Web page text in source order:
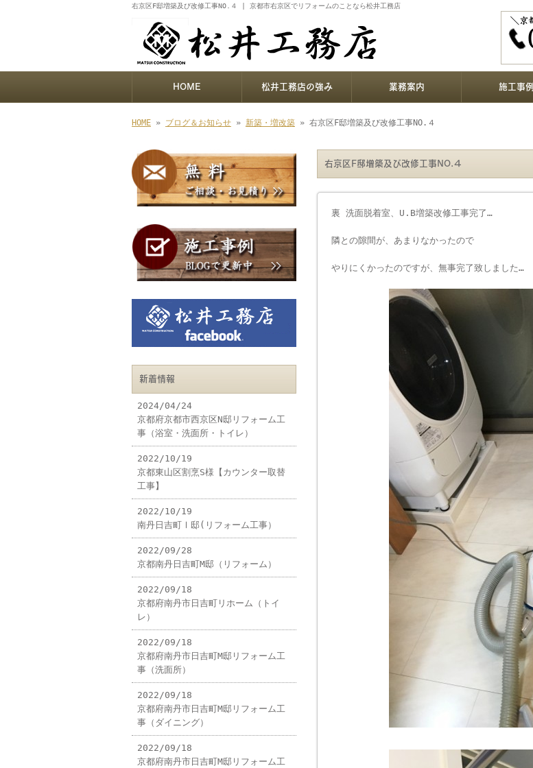
右京区F邸増築及び改修工事NO.４ | 京都市右京区でリフォームのことなら松井工務店
HOME 松井工務店の強み 業務案内 施工事例
HOME » ブログ＆お知らせ » 新築・増改築 » 右京区F邸増築及び改修工事NO.４
右京区F邸増築及び改修工事NO.４
裏 洗面脱着室、U.B増築改修工事完了…
隣との隙間が、あまりなかったので
やりにくかったのですが、無事完了致しました…
新着情報
2024/04/24
京都府京都市西京区N邸リフォーム工
事（浴室・洗面所・トイレ）
2022/10/19
京都東山区割烹S様【カウンター取替
工事】
2022/10/19
南丹日吉町Ⅰ邸(リフォーム工事）
2022/09/28
京都南丹日吉町M邸（リフォーム）
2022/09/18
京都府南丹市日吉町リホーム（トイ
レ）
2022/09/18
京都府南丹市日吉町M邸リフォーム工
事（洗面所）
2022/09/18
京都府南丹市日吉町M邸リフォーム工
事（ダイニング）
2022/09/18
京都府南丹市日吉町M邸リフォーム工